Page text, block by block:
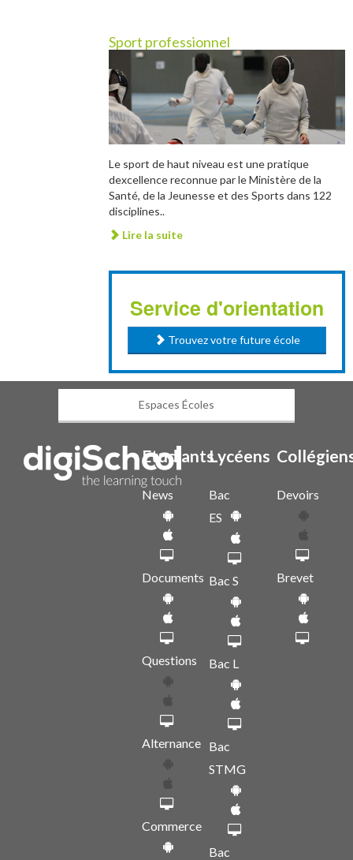
Sport professionnel
Le sport de haut niveau est une pratique
dexcellence reconnue par le Ministère de la
Santé, de la Jeunesse et des Sports dans 122
disciplines..
Lire la suite
Service d'orientation
Trouvez votre future école
Espaces Écoles
Etudiants
News
Documents
Questions
Alternance
Commerce
Lycéens
Bac
ES
Bac S
Bac L
Bac
STMG
Bac
Devoirs
Brevet